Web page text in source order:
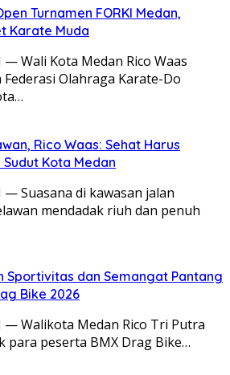
Turnamen FORKI Medan,
Karate Muda
— Wali Kota Medan Rico Waas
Olahraga Karate-Do
Rico Waas: Sehat Harus
Kota Medan
— Suasana di kawasan jalan
mendadak riuh dan penuh
Sportivitas dan Semangat Pantang
Bike 2026
— Walikota Medan Rico Tri Putra
para peserta BMX Drag Bike…